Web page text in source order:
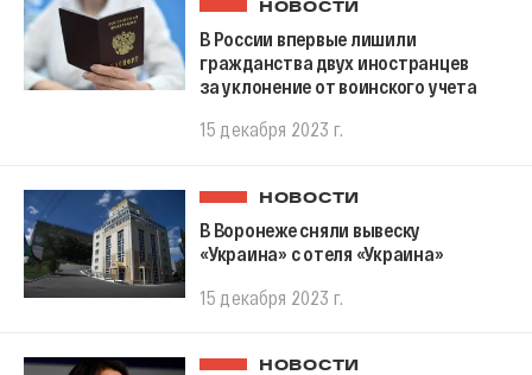
НОВОСТИ
В России впервые лишили
гражданства двух иностранцев
за уклонение от воинского учета
15 декабря 2023 г.
НОВОСТИ
В Воронеже сняли вывеску
«‎Украина»‎ с отеля «Украина»
15 декабря 2023 г.
НОВОСТИ